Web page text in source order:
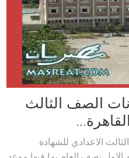
الصف الثالث
الاعدادي للشهادة